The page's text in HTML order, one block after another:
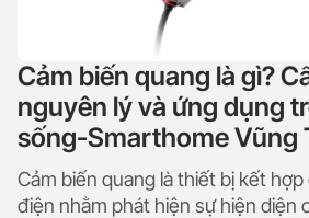
Cảm biến quang là gì?
nguyên lý và ứng dụng
sống-Smarthome Vũng
Cảm biến quang là thiết bị kết
điện nhằm phát hiện sự hiện diện